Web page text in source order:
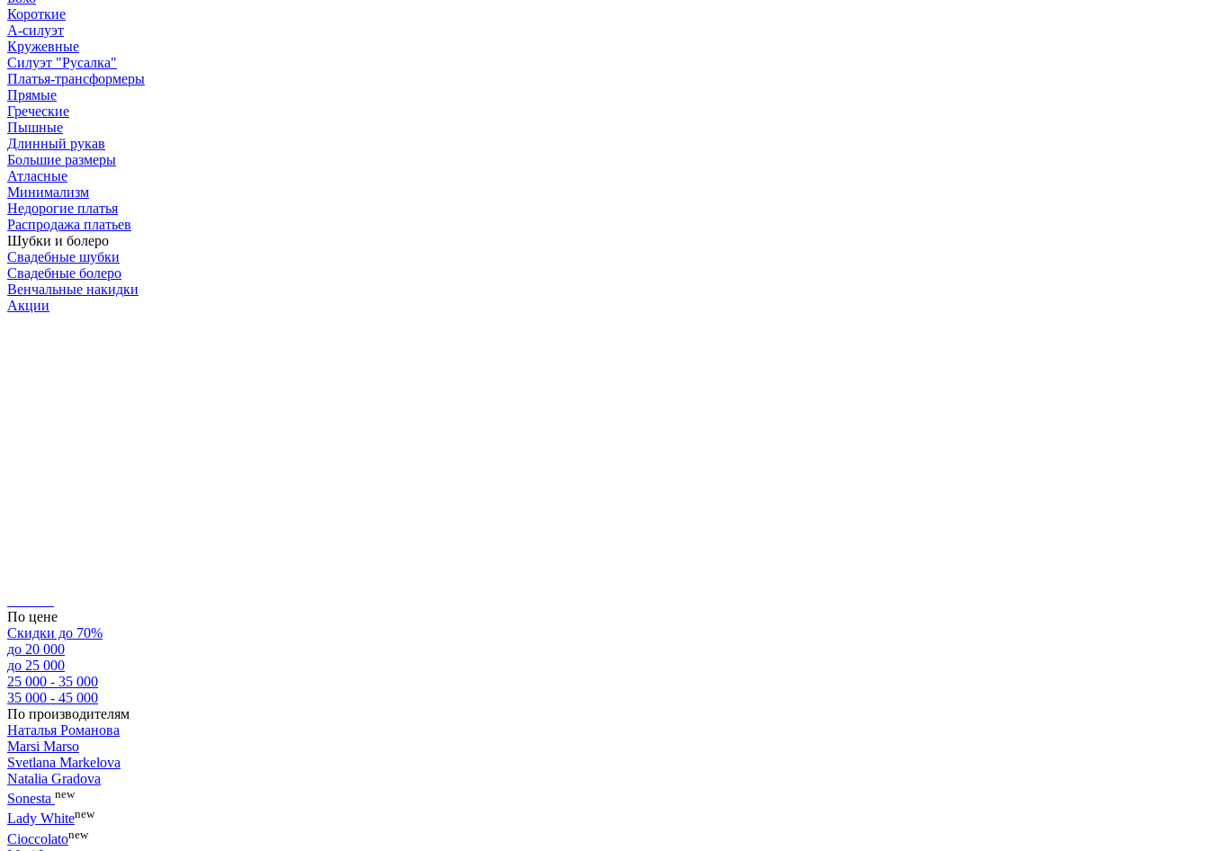
Короткие
А-силуэт
Кружевные
Силуэт "Русалка"
Платья-трансформеры
Прямые
Греческие
Пышные
Длинный рукав
Большие размеры
Атласные
Минимализм
Недорогие платья
Распродажа платьев
Шубки и болеро
Свадебные шубки
Свадебные болеро
Венчальные накидки
Акции
По цене
Скидки до 70%
до 20 000
до 25 000
25 000 - 35 000
35 000 - 45 000
По производителям
Наталья Романова
Marsi Marsо
Svetlana Markelova
Natalia Gradova
Sonesta new
Lady Whitenew
Cioccolatonew